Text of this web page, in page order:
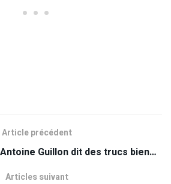
Article précédent
Guillon dit des trucs bien…
Articles suivant